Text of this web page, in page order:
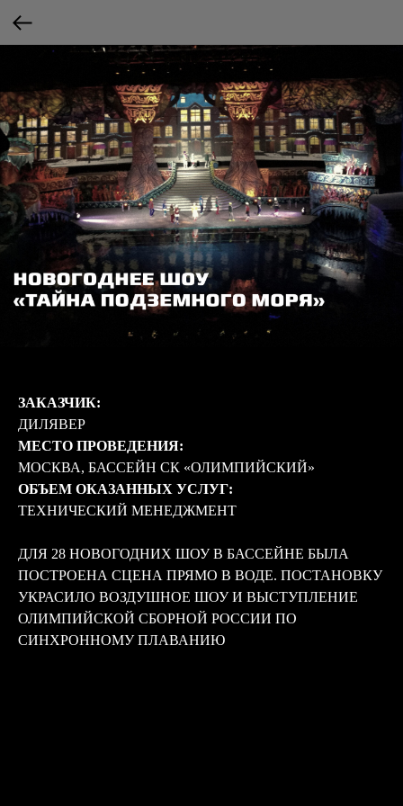
ЗАКАЗЧИК:
ДИЛЯВЕР
МЕСТО ПРОВЕДЕНИЯ:
МОСКВА, БАССЕЙН СК «ОЛИМПИЙСКИЙ»
ОБЪЕМ ОКАЗАННЫХ УСЛУГ:
ТЕХНИЧЕСКИЙ МЕНЕДЖМЕНТ
ДЛЯ 28 НОВОГОДНИХ ШОУ В БАССЕЙНЕ БЫЛА
ПОСТРОЕНА СЦЕНА ПРЯМО В ВОДЕ. ПОСТАНОВКУ
УКРАСИЛО ВОЗДУШНОЕ ШОУ И ВЫСТУПЛЕНИЕ
ОЛИМПИЙСКОЙ СБОРНОЙ РОССИИ ПО
СИНХРОННОМУ ПЛАВАНИЮ